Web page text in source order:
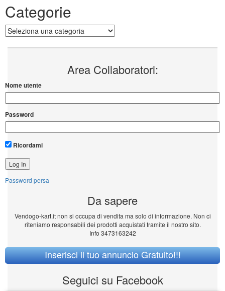
Categorie
Categorie
Area Collaboratori:
Nome utente
Password
Ricordami
Password persa
Da sapere
Vendogo-kart.it non si occupa di vendita ma solo di informazione. Non ci
riteniamo responsabili dei prodotti acquistati tramite il nostro sito.
Info 3473163242
Inserisci il tuo annuncio Gratuito!!!
Seguici su Facebook